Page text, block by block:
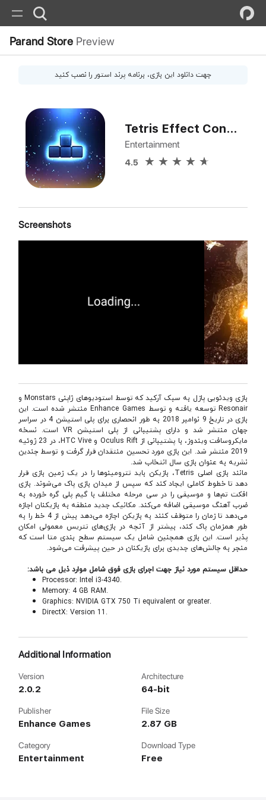
Parand Store Preview
جهت دانلود این بازی، برنامه پرند استور را نصب کنید
Tetris Effect Connected
Entertainment
4.5
Screenshots
بازی ویدئویی پازل به سبک آرکید که توسط استودیوهای ژاپنی Monstars و
Resonair توسعه یافته و توسط Enhance Games منتشر شده است. این
بازی در تاریخ 9 نوامبر 2018 به طور انحصاری برای پلی استیشن 4 در سراسر
جهان منتشر شد و دارای پشتیبانی از پلی استیشن VR است. نسخه
مایکروسافت ویندوز، با پشتیبانی از Oculus Rift و HTC Vive، در 23 ژوئیه
2019 منتشر شد. این بازی مورد تحسین منتقدان قرار گرفت و توسط چندین
نشریه به عنوان بازی سال انتخاب شد.
مانند بازی اصلی Tetris، بازیکن باید تترومینوها را در یک زمین بازی قرار
دهد تا خطوط کاملی ایجاد کند که سپس از میدان بازی پاک می‌شوند. بازی
افکت تم‌ها و موسیقی را در سی مرحله مختلف با گیم پلی‌ گره خورده به
ضرب آهنگ موسیقی اضافه می‌کند. مکانیک جدید منطقه به بازیکنان اجازه
می‌دهد تا زمان را متوقف کنند به بازیکن اجازه می‌‌‌دهد بیش از 4 خط را به
طور همزمان پاک کند، بیشتر از آنچه در بازی‌های تتریس معمولی امکان
پذیر است. این بازی همچنین شامل یک سیستم سطح بندی متا است که
منجر به چالش‌های جدیدی برای بازیکنان در حین پیشرفت می‌شود.
حداقل سیستم مورد نیاز جهت اجرای بازی فوق شامل موارد ذیل می باشد:
Processor: Intel i3-4340.
Memory: 4 GB RAM.
Graphics: NVIDIA GTX 750 Ti equivalent or greater.
DirectX: Version 11.
Additional Information
Version
2.0.2
Architecture
64-bit
Publisher
Enhance Games
File Size
2.87 GB
Category
Entertainment
Download Type
Free